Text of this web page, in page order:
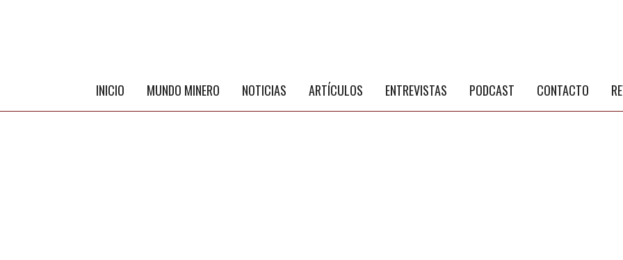
INICIO MUNDO MINERO NOTICIAS ARTÍCULOS ENTREVISTAS PODCAST CONTACTO